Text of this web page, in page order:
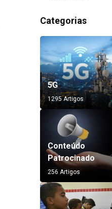
Categorias
5G
1295 Artigos
Conteúdo
Patrocinado
256 Artigos